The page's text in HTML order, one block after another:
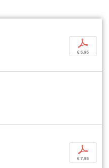
p
€ 5,95
p
€ 7,95